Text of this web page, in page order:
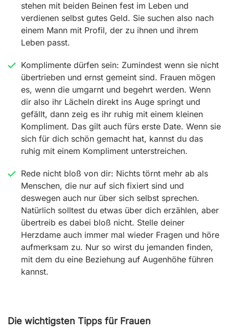
stehen mit beiden Beinen fest im Leben und
verdienen selbst gutes Geld. Sie suchen also nach
einem Mann mit Profil, der zu ihnen und ihrem
Leben passt.
Komplimente dürfen sein: Zumindest wenn sie nicht
übertrieben und ernst gemeint sind. Frauen mögen
es, wenn die umgarnt und begehrt werden. Wenn
dir also ihr Lächeln direkt ins Auge springt und
gefällt, dann zeig es ihr ruhig mit einem kleinen
Kompliment. Das gilt auch fürs erste Date. Wenn sie
sich für dich schön gemacht hat, kannst du das
ruhig mit einem Kompliment unterstreichen.
Rede nicht bloß von dir: Nichts törnt mehr ab als
Menschen, die nur auf sich fixiert sind und
deswegen auch nur über sich selbst sprechen.
Natürlich solltest du etwas über dich erzählen, aber
übertreib es dabei bloß nicht. Stelle deiner
Herzdame auch immer mal wieder Fragen und höre
aufmerksam zu. Nur so wirst du jemanden finden,
mit dem du eine Beziehung auf Augenhöhe führen
kannst.
Die wichtigsten Tipps für Frauen